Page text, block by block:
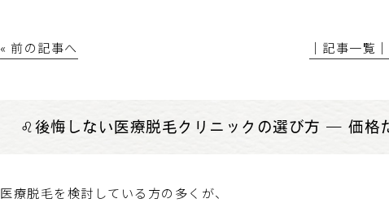
« 前の記事へ │記事一覧│
♌️後悔しない医療脱毛クリニックの選び方 ― 価
医療脱毛を検討している方の多くが、